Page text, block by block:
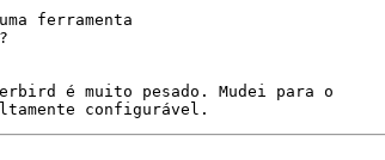
é muito pesado. Mudei para o